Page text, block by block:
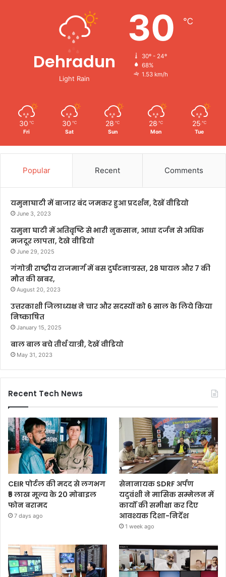
Dehradun
Light Rain
30 ℃
30º - 24º
68%
1.53 km/h
30 ℃
Fri
30 ℃
Sat
28 ℃
Sun
28 ℃
Mon
25 ℃
Tue
Popular Recent Comments
यमुनाघाटी में बाजार बंद जमकर हुआ प्रदर्शन, देखें वीडियो
June 3, 2023
यमुना घाटी में अतिवृष्टि से भारी नुकसान, आधा दर्जन से अधिक
मजदूर लापता, देखे वीडियो
June 29, 2025
गंगोत्री राष्ट्रीय राजमार्ग में बस दुर्घटनाग्रस्त, 28 घायल और 7 की
मौत की खबर,
August 20, 2023
उत्तरकाशी जिलाध्यक्ष ने चार और सदस्यों को 6 साल के लिये किया
निष्काषित
January 15, 2025
बाल बाल बचे तीर्थ यात्री, देखें वीडियो
May 31, 2023
Recent Tech News
CEIR पोर्टल की मदद से लगभग
₹5 लाख मूल्य के 20 मोबाइल
फोन बरामद
7 days ago
सेनानायक SDRF अर्पण
यदुवंशी ने मासिक सम्मेलन में
कार्यों की समीक्षा कर दिए
आवश्यक दिशा-निर्देश
1 week ago